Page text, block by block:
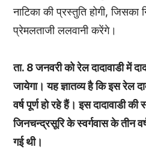
नाटिका की प्रस्तुति होगी, जिसका
प्रेमलताजी ललवानी करेंगे।
ता. 8 जनवरी को रेल दादावाडी में
जायेगा। यह ज्ञातव्य है कि इस रेल
वर्ष पूर्ण हो रहे हैं। इस दादावाडी
जिनचन्द्रसूरि के स्वर्गवास के तीन
गई थी।